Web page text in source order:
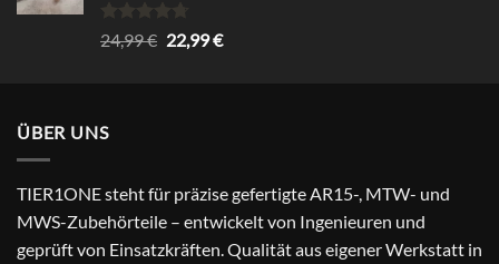
Rated4.67
out of 5
24,99€ Original
22,99€Current
ÜBER UNS
TIER1ONE steht für präzise gefertigte AR15-, MTW- und
MWS-Zubehörteile – entwickelt von Ingenieuren und
geprüft von Einsatzkräften. Qualität aus eigener Werkstatt in